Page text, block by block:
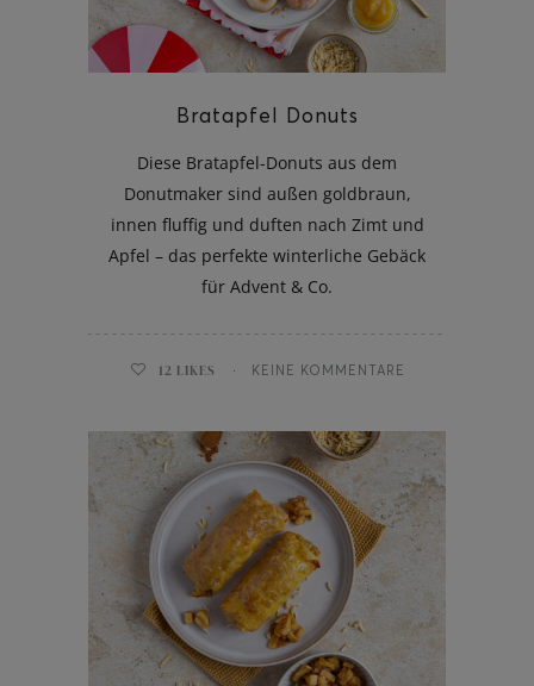
Bratapfel Donuts
Diese Bratapfel-Donuts aus dem
Donutmaker sind außen goldbraun,
innen fluffig und duften nach Zimt und
Apfel – das perfekte winterliche Gebäck
für Advent & Co.
12 LIKES KEINE KOMMENTARE